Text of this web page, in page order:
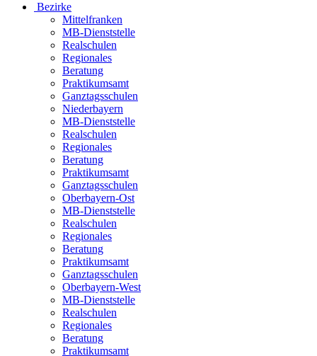
Bezirke
Mittelfranken
MB-Dienststelle
Realschulen
Regionales
Beratung
Praktikumsamt
Ganztagsschulen
Niederbayern
MB-Dienststelle
Realschulen
Regionales
Beratung
Praktikumsamt
Ganztagsschulen
Oberbayern-Ost
MB-Dienststelle
Realschulen
Regionales
Beratung
Praktikumsamt
Ganztagsschulen
Oberbayern-West
MB-Dienststelle
Realschulen
Regionales
Beratung
Praktikumsamt